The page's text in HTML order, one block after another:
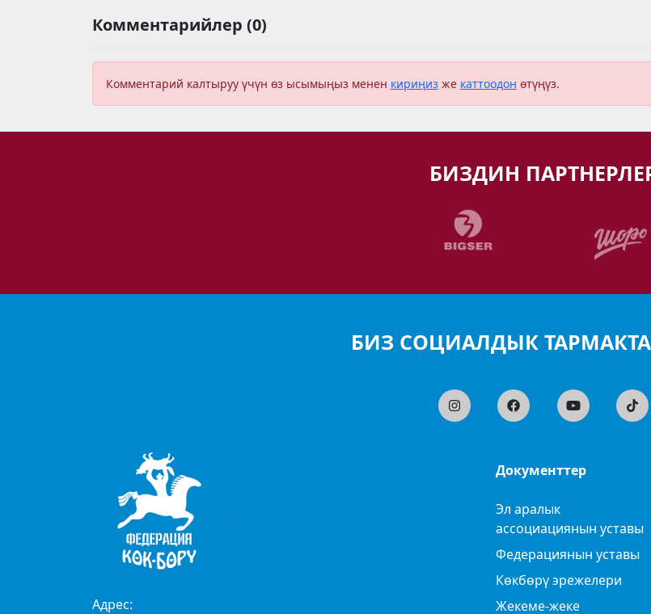
Комментарийлер (0)
Комментарий калтыруу үчүн өз ысымыңыз менен кириңиз же каттоодон өтүңүз.
БИЗДИН
БИЗ СОЦИАЛДЫК
Адрес:
Документтер
Эл аралык
ассоциациянын уставы
Федерациянын уставы
Көкбөрү эрежелери
Жекеме-жеке